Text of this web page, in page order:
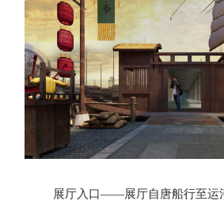
展厅入口——展厅自唐船行至运